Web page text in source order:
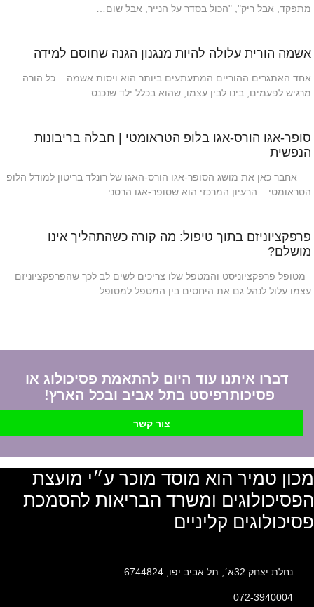
מתפקד, אבל ריק", "הכול בסדר על הנייר, אבל שום…
אשמה הורית עלולה להיות מנגנון הגנה שחוסם למידה
אחד האתגרים ההוריים המתעתעים ביותר הוא ויסות אשמה. כל הורה
מרגיש לפעמים, בינו לבין עצמו, שהוא בכלל ילד שנכנס…
סופר-אגו הורס-אגו בלופ הטראומטי | חבלה בריבונות
הנפשית
אחבר כאן את מושג הסופר-אגו הורס-האגו של רונלד בריטון למודל הלופ
הטראומטי. הרעיון המרכזי הוא שסופר-אגו הרסני…
פרפקציוניזם בתוך טיפול: מה קורה כשהתהליך אינו
מושלם?
מטופל פרפקציוניסט והמטפל שלו צריכים לשים לב לכך שהפרפקציוניזם
עצמו עלול לנהל גם את היחסים בין המטפל למטופל. …
דברו איתנו עוד היום להתאמת פסיכולוג או
פסיכותרפיסט בתל אביב ובכל הארץ!
צור קשר
מכון טמיר הוא מוסד מוכר ע״י מועצת
הפסיכולוגים ומשרד הבריאות להסמכת
פסיכולוגים קליניים
נחלת יצחק 32א׳, תל אביב יפו, 6744824
072-3940004